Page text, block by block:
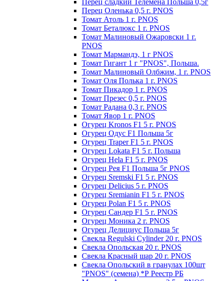
Перец сладкий Телемена Польша 0,5г
Перец Оленька 0,5 г. PNOS
Томат Атоль 1 г. PNOS
Томат Беталюкс 1 г. PNOS
Томат Малиновый Ожаровски 1 г.
PNOS
Томат Мармандэ, 1 г PNOS
Томат Гигант 1 г "PNOS", Польша.
Томат Малиновый Олбжим, 1 г. PNOS
Томат Оля Полька 1 г. PNOS
Томат Пикадор 1 г. PNOS
Томат Презес 0,5 г. PNOS
Toмaт Рaдaнa 0,3 г. PNOS
Томат Явор 1 г. PNOS
Огурец Kronos F1 5 г. PNOS
Огурец Одус F1 Польша 5г
Огурец Traper F1 5 г. PNOS
Огурец Lokata F1 5 г. Польша
Огурец Hela F1 5 г. PNOS
Огурец Рея F1 Польша 5г PNOS
Огурец Sremski F1 5 г. PNOS
Огурец Delicius 5 г. PNOS
Огурец Sremianin F1 5 г. PNOS
Огурец Polan F1 5 г. PNOS
Огурец Сандер F1 5 г. PNOS
Огурец Моника 2 г. PNOS
Огурец Делициус Польша 5г
Свекла Regulski Cylinder 20 г. PNOS
Свекла Опольская 20 г. PNOS
Свекла Красный шар 20 г. PNOS
Свекла Опольский в гранулах 100шт
"PNOS" (семена) *Р Реестр РБ